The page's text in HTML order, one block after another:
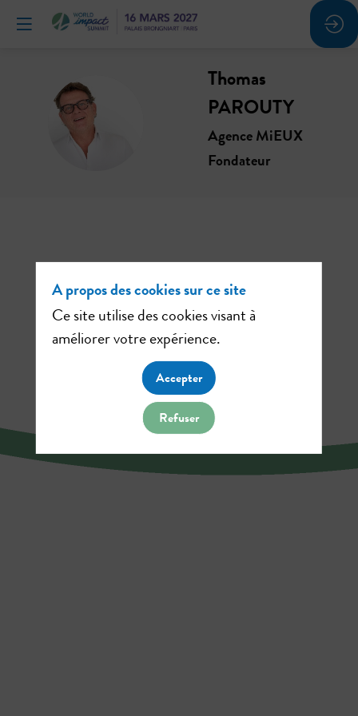
TP
Thomas
PAROUTY
Agence MiEUX
Fondateur
A propos des cookies sur ce site
Ce site utilise des cookies visant à
améliorer votre expérience.
Accepter
Refuser